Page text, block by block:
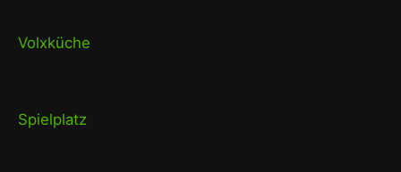
Volxküche
Spielplatz